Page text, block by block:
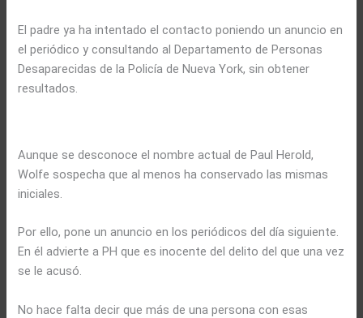
El padre ya ha intentado el contacto poniendo un anuncio en
el periódico y consultando al Departamento de Personas
Desaparecidas de la Policía de Nueva York, sin obtener
resultados.
Aunque se desconoce el nombre actual de Paul Herold,
Wolfe sospecha que al menos ha conservado las mismas
iniciales.
Por ello, pone un anuncio en los periódicos del día siguiente.
En él advierte a PH que es inocente del delito del que una vez
se le acusó.
No hace falta decir que más de una persona con esas